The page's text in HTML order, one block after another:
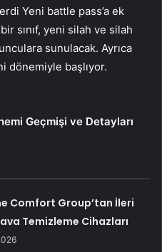
Yeni battle pass’a ek
sınıf, yeni silah ve silah
sunulacak. Ayrıca
dönemiyle başlıyor.
Geçmişi ve Detayları
Comfort Group’tan İleri
Temizleme Cihazları